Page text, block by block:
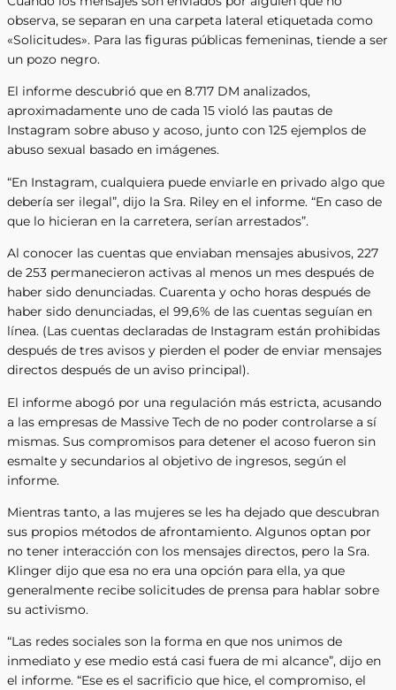
observa, se separan en una carpeta lateral etiquetada como
«Solicitudes». Para las figuras públicas femeninas, tiende a ser
un pozo negro.
El informe descubrió que en 8.717 DM analizados,
aproximadamente uno de cada 15 violó las pautas de
Instagram sobre abuso y acoso, junto con 125 ejemplos de
abuso sexual basado en imágenes.
“En Instagram, cualquiera puede enviarle en privado algo que
debería ser ilegal”, dijo la Sra. Riley en el informe. “En caso de
que lo hicieran en la carretera, serían arrestados”.
Al conocer las cuentas que enviaban mensajes abusivos, 227
de 253 permanecieron activas al menos un mes después de
haber sido denunciadas. Cuarenta y ocho horas después de
haber sido denunciadas, el 99,6% de las cuentas seguían en
línea. (Las cuentas declaradas de Instagram están prohibidas
después de tres avisos y pierden el poder de enviar mensajes
directos después de un aviso principal).
El informe abogó por una regulación más estricta, acusando
a las empresas de Massive Tech de no poder controlarse a sí
mismas. Sus compromisos para detener el acoso fueron sin
esmalte y secundarios al objetivo de ingresos, según el
informe.
Mientras tanto, a las mujeres se les ha dejado que descubran
sus propios métodos de afrontamiento. Algunos optan por
no tener interacción con los mensajes directos, pero la Sra.
Klinger dijo que esa no era una opción para ella, ya que
generalmente recibe solicitudes de prensa para hablar sobre
su activismo.
“Las redes sociales son la forma en que nos unimos de
inmediato y ese medio está casi fuera de mi alcance”, dijo en
el informe. “Ese es el sacrificio que hice, el compromiso, el